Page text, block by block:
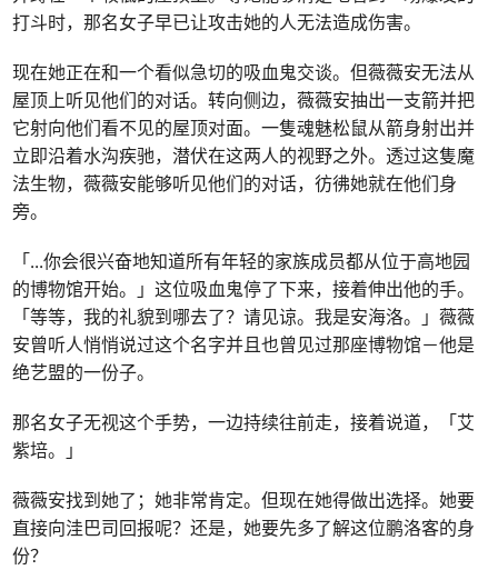
打斗时，那名女子早已让攻击她的人无法造成伤害。
现在她正在和一个看似急切的吸血鬼交谈。但薇薇安无法从
屋顶上听见他们的对话。转向侧边，薇薇安抽出一支箭并把
它射向他们看不见的屋顶对面。一隻魂魅松鼠从箭身射出并
立即沿着水沟疾驰，潜伏在这两人的视野之外。透过这隻魔
法生物，薇薇安能够听见他们的对话，彷彿她就在他们身
旁。
「...你会很兴奋地知道所有年轻的家族成员都从位于高地园
的博物馆开始。」这位吸血鬼停了下来，接着伸出他的手。
「等等，我的礼貌到哪去了？请见谅。我是安海洛。」薇薇
安曾听人悄悄说过这个名字并且也曾见过那座博物馆－他是
绝艺盟的一份子。
那名女子无视这个手势，一边持续往前走，接着说道，「艾
紫培。」
薇薇安找到她了；她非常肯定。但现在她得做出选择。她要
直接向洼巴司回报呢？还是，她要先多了解这位鹏洛客的身
份？